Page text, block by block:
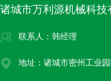
诸城市万利源机械科技
联系人：韩经理
地址：诸城市密州工业园